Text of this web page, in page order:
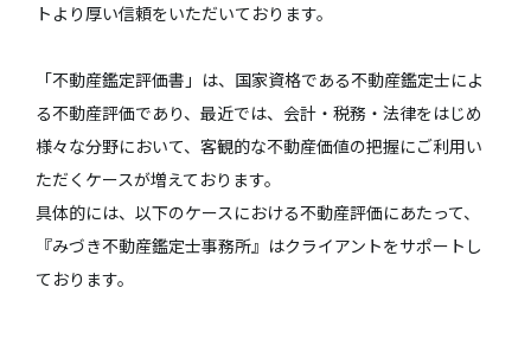
トより厚い信頼をいただいております。
「不動産鑑定評価書」は、国家資格である不動産鑑定士によ
る不動産評価であり、最近では、会計・税務・法律をはじめ
様々な分野において、客観的な不動産価値の把握にご利用い
ただくケースが増えております。
具体的には、以下のケースにおける不動産評価にあたって、
『みづき不動産鑑定士事務所』はクライアントをサポートし
ております。